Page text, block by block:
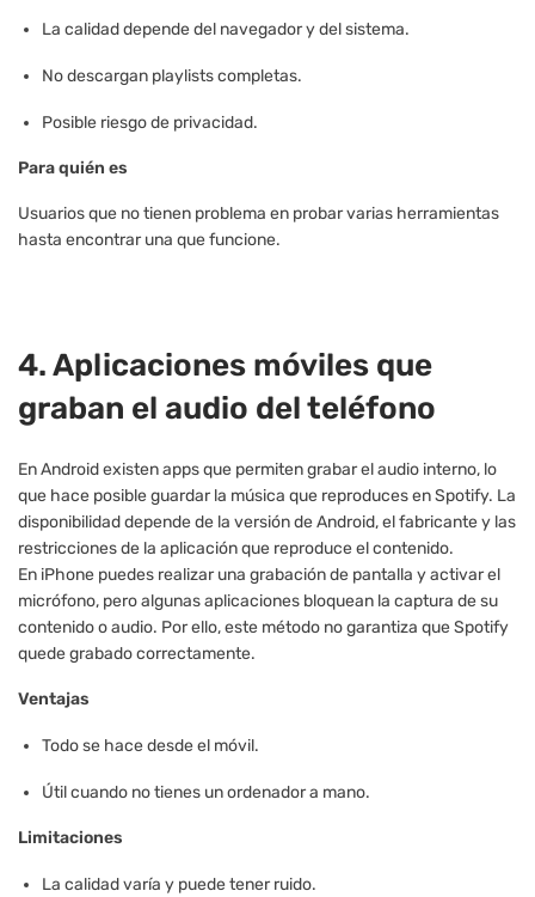
La calidad depende del navegador y del sistema.
No descargan playlists completas.
Posible riesgo de privacidad.
Para quién es
Usuarios que no tienen problema en probar varias herramientas
hasta encontrar una que funcione.
4. Aplicaciones móviles que
graban el audio del teléfono
En Android existen apps que permiten grabar el audio interno, lo
que hace posible guardar la música que reproduces en Spotify. La
disponibilidad depende de la versión de Android, el fabricante y las
restricciones de la aplicación que reproduce el contenido.
En iPhone puedes realizar una grabación de pantalla y activar el
micrófono, pero algunas aplicaciones bloquean la captura de su
contenido o audio. Por ello, este método no garantiza que Spotify
quede grabado correctamente.
Ventajas
Todo se hace desde el móvil.
Útil cuando no tienes un ordenador a mano.
Limitaciones
La calidad varía y puede tener ruido.